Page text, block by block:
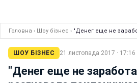
Головна › Шоу бізнес › "Денег еще не
ШОУ БІЗНЕС 21 листопада 2017 · 17:16
"Денег еще не